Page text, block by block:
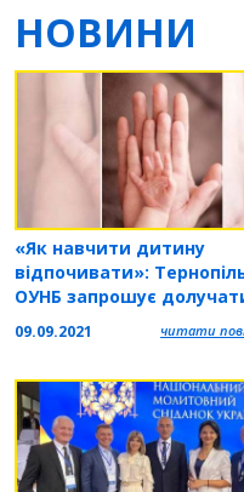
НОВИНИ
«Як навчити дитину
відпочивати»:
ОУНБ запрошує
09.09.2021 читати